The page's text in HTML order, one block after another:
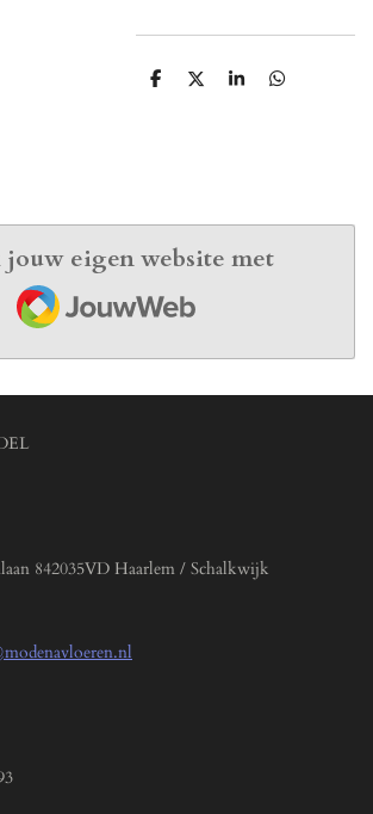
D
D
S
D
jouw eigen website met
JouwWeb
842035VD Haarlem / Schalkwijk